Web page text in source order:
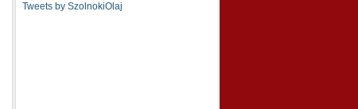
Tweets by SzolnokiOlaj